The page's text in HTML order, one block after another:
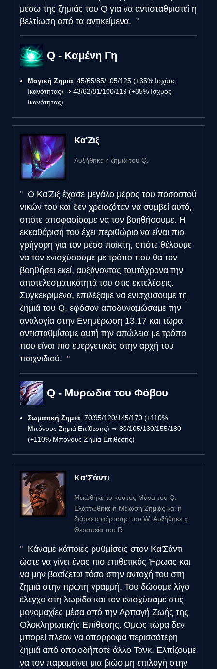
μέσω της ζημιάς του Q για να αντισταθμιστεί η
βελτίωση από τα αντικείμενα.
Q - Καμένη Γη
Μαγική Ζημιά: 45/65/85/105/125 (+35% Ισχύος
Ικανότητας) ⇒ 43/62/81/100/119 (+35% Ισχύος
Ικανότητας)
Κα'Ζιξ
Αυξήθηκε η ζημιά του Q.
Ο Κα'Ζιξ έχασε μεγάλο μέρος του ποσοστού
νικών του και δεν χρειαζόταν να συμβεί αυτό,
οπότε αποφασίσαμε να τον βοηθήσουμε. Η
εκκαθάρισή του έχει περιθώριο να είναι πιο
γρήγορη για τον μέσο παίκτη, οπότε θέλουμε
να τον ενισχύσουμε με τρόπο που θα τον
βοηθήσει εκεί, αυξάνοντας ταυτόχρονα την
αποτελεσματικότητά του στις εκτελέσεις.
Συγκεκριμένα, επιλέξαμε να ενισχύσουμε τη
ζημιά του Q, εφόσον αποδυναμώσαμε την
αναλογία στην Ενημέρωση 13.17 και τώρα
αντισταθμίσαμε αυτή την απώλεια με τρόπο
που είναι πιο ευεργετικός στην αρχή του
παιχνιδιού.
Q - Μυρωδιά του Φόβου
Σωματική Ζημιά: 70/95/120/145/170 (+110%
Μπόνους Ζημιά Επίθεσης) ⇒ 80/105/130/155/180
(+110% Μπόνους Ζημιά Επίθεσης)
Κα'Σάντι
Μειώθηκε το κόστος Μάνα του Q.
Ελαττώθηκε η Μείωση Ζημιάς και η
διάρκεια φόρτισης του W. Αυξήθηκε η
Θεραπεία του R.
Κάναμε κάποιες ρυθμίσεις στον Κα'Σάντι
ώστε να γίνει ένας πιο επιθετικός Ήρωας και
να μην βασίζεται τόσο στην αντοχή του στη
ζημιά στην πρώτη γραμμή. Του δώσαμε λίγο
έλεγχο στη λωρίδα και τον ενισχύσαμε στις
μονομαχίες μέσα από την Αρπαγή Ζωής της
Ολοκληρωτικής Επίθεσης. Όμως τώρα δεν
μπορεί πλέον να απορροφά περισσότερη
ζημιά από οποιοδήποτε άλλο Τανκ. Ελπίζουμε
να τον παραμείνει μια βιώσιμη επιλογή στην